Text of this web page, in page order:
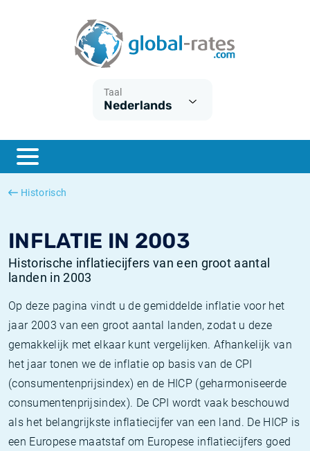
Taal
Nederlands
Historisch
INFLATIE IN 2003
Historische inflatiecijfers van een groot aantal
landen in 2003
Op deze pagina vindt u de gemiddelde inflatie voor het
jaar 2003 van een groot aantal landen, zodat u deze
gemakkelijk met elkaar kunt vergelijken. Afhankelijk van
het jaar tonen we de inflatie op basis van de CPI
(consumentenprijsindex) en de HICP (geharmoniseerde
consumentenprijsindex). De CPI wordt vaak beschouwd
als het belangrijkste inflatiecijfer van een land. De HICP is
een Europese maatstaf om Europese inflatiecijfers goed
ESTER
SONIA
Wat is CPI inflatie?
Wat is HICP inflatie?
Nederlandse inflatie - CPI
Amerikaanse inflatie - CPI
Euribor historie
SOFR historie
TONAR historie
Inflatiecalculator